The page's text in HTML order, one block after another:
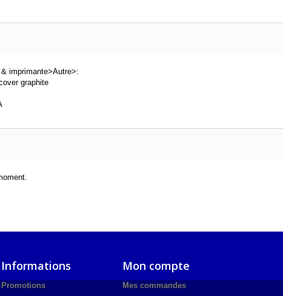
imprimante>Autre>:
graphite
Informations
Promotions
Mon compte
Mes commandes